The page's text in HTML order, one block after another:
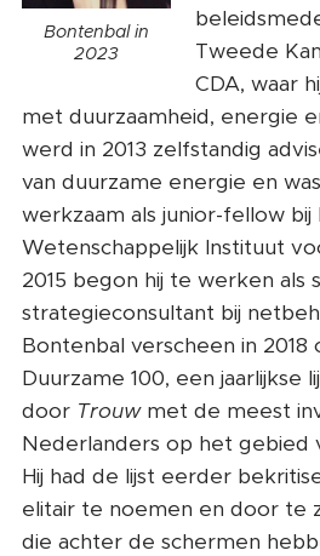
Bontenbal in
2023
Tweede
CDA, waar
met duurzaamheid, energie
werd in 2013 zelfstandig
van duurzame energie en
werkzaam als junior-fellow bij
Wetenschappelijk Instituut
2015 begon hij te werken als
strategieconsultant bij
Bontenbal verscheen in 2018
Duurzame 100, een jaarlijkse
door Trouwmet de meest
Nederlanders op het gebied
Hij had de lijst eerder
elitair te noemen en door te
die achter de schermen